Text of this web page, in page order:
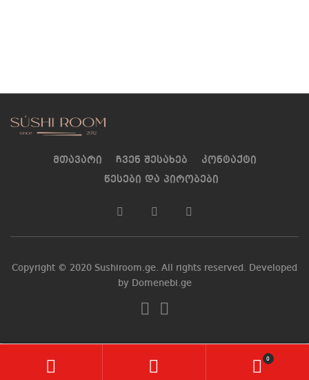
მთავარი ჩვენ შესახებ
კონტაქტი
წესები და პირობები
Copyright © 2020 Sushiroom.ge. All rights reserved. Developed
by Domenebi.ge
0